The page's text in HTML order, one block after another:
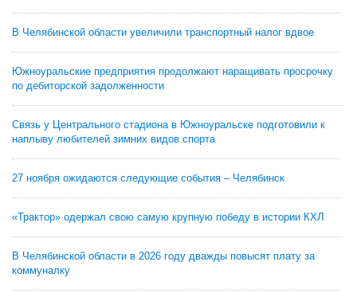
В Челябинской области увеличили транспортный налог вдвое
Южноуральские предприятия продолжают наращивать просрочку
по дебиторской задолженности
Связь у Центрального стадиона в Южноуральске подготовили к
наплыву любителей зимних видов спорта
27 ноября ожидаются следующие события – Челябинск
«Трактор» одержал свою самую крупную победу в истории КХЛ
В Челябинской области в 2026 году дважды повысят плату за
коммуналку